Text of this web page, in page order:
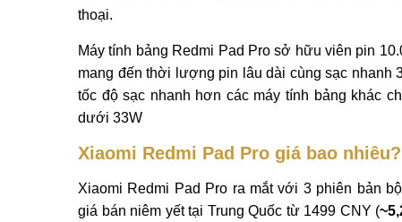
thoại.
Máy tính bảng Redmi Pad Pro sở hữu viên pin
mang đến thời lượng pin lâu dài cùng sạc nhanh
tốc độ sạc nhanh hơn các máy tính bảng khác
dưới 33W
Xiaomi Redmi Pad Pro giá bao nhiêu?
Xiaomi Redmi Pad Pro ra mắt với 3 phiên bản
giá bán niêm yết tại Trung Quốc từ 1499 CNY (